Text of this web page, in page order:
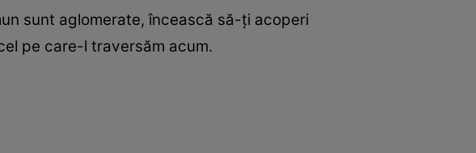
sunt aglomerate, încească să-ţi acoperi
pe care-l traversăm acum.